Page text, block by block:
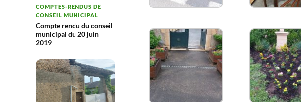
COMPTES-RENDUS DE
CONSEIL MUNICIPAL
Compte rendu du conseil
municipal du 20 juin
2019